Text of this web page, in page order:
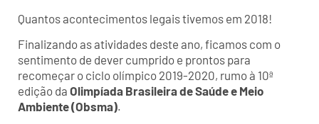
Quantos acontecimentos legais tivemos em 2018!
Finalizando as atividades deste ano, ficamos com o
sentimento de dever cumprido e prontos para
recomeçar o ciclo olímpico 2019-2020, rumo à 10ª
edição da Olimpíada Brasileira de Saúde e Meio
Ambiente (Obsma).